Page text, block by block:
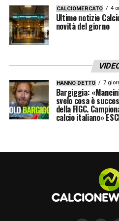
LA PLAYLIST DELLE
CALCIOMERCATO 4
Ultime notizie
novità del giorno
HANNO DETTO 7
Bargiggia:
svelo cosa è
della FIGC.
calcio italiano»